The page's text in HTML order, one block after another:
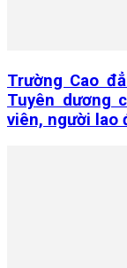
Trường Cao
Tuyên dương
viên, người lao